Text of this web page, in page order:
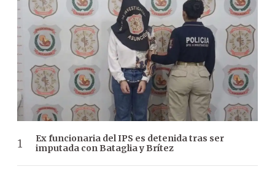
Ex funcionaria del IPS es detenida tras ser
imputada con Bataglia y Brítez